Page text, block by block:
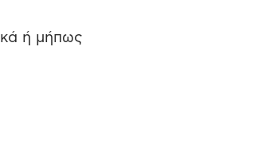
ή μήπως